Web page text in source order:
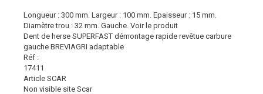
Longueur : 300 mm. Largeur : 100 mm. Epaisseur : 15 mm.
Diamètre trou : 32 mm. Gauche. Voir le produit
Dent de herse SUPERFAST démontage rapide revêtue carbure
gauche BREVIAGRI adaptable
Réf :
17411
Article SCAR
Non visible site Scar